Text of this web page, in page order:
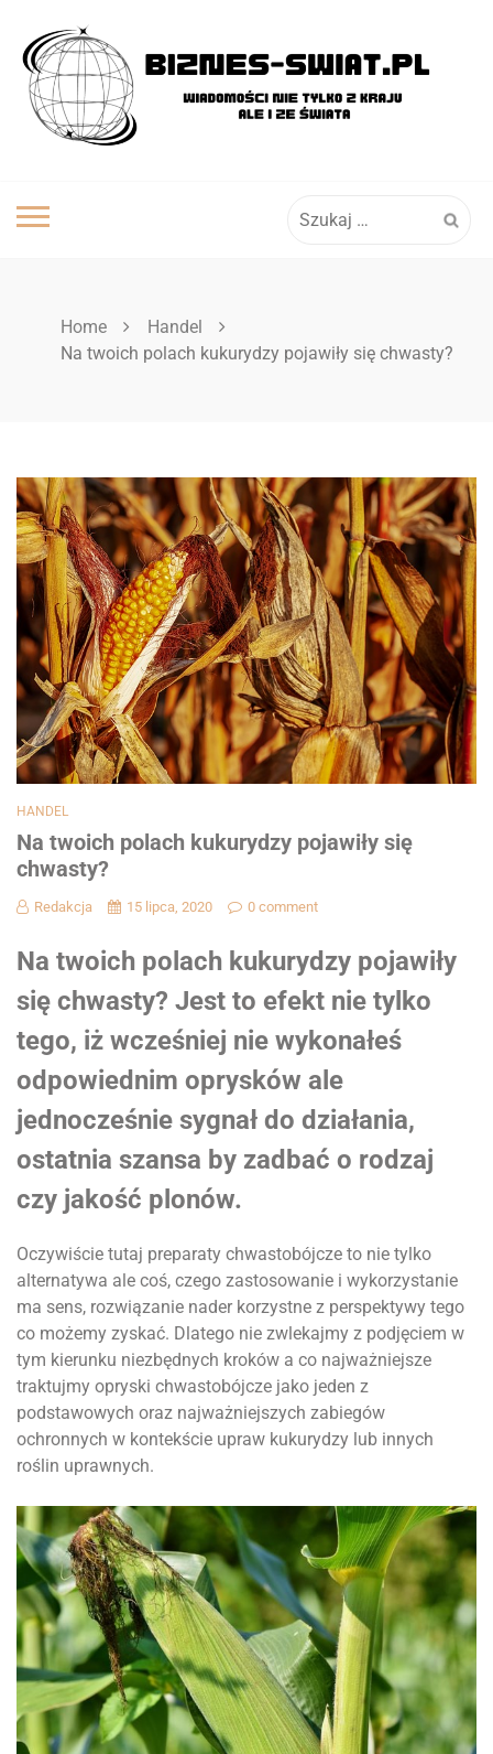
content
Home
Handel
Na twoich polach kukurydzy pojawiły się chwasty?
HANDEL
Na twoich polach kukurydzy pojawiły się
chwasty?
Redakcja 15 lipca, 2020 0 comment
Na twoich polach kukurydzy pojawiły
się chwasty? Jest to efekt nie tylko
tego, iż wcześniej nie wykonałeś
odpowiednim oprysków ale
jednocześnie sygnał do działania,
ostatnia szansa by zadbać o rodzaj
czy jakość plonów.
Oczywiście tutaj preparaty chwastobójcze to nie tylko
alternatywa ale coś, czego zastosowanie i wykorzystanie
ma sens, rozwiązanie nader korzystne z perspektywy tego
co możemy zyskać. Dlatego nie zwlekajmy z podjęciem w
tym kierunku niezbędnych kroków a co najważniejsze
traktujmy opryski chwastobójcze jako jeden z
podstawowych oraz najważniejszych zabiegów
ochronnych w kontekście upraw kukurydzy lub innych
roślin uprawnych.